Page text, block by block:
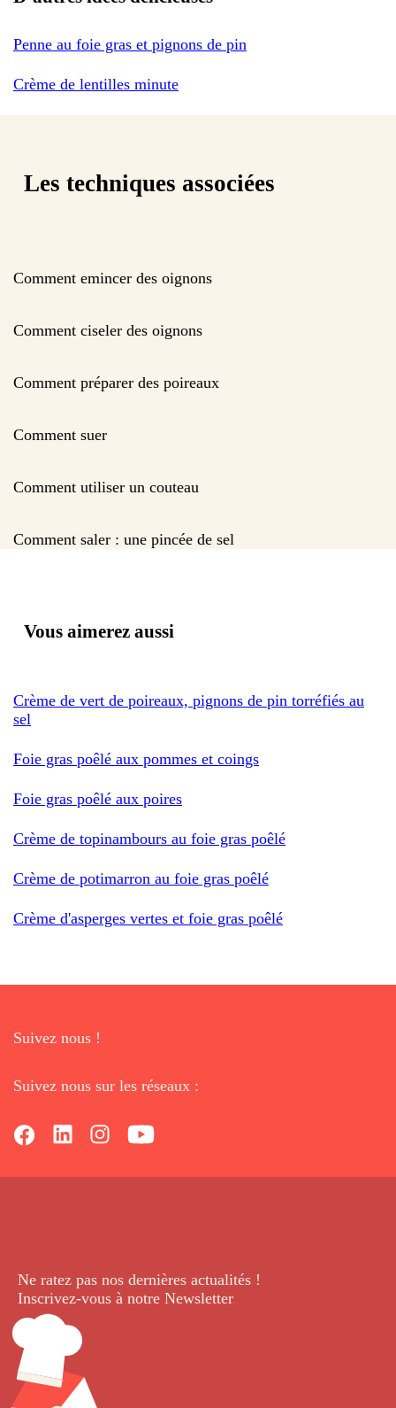
Penne au foie gras et pignons de pin
Crème de lentilles minute
Les techniques associées
Comment emincer des oignons
Comment ciseler des oignons
Comment préparer des poireaux
Comment suer
Comment utiliser un couteau
Comment saler : une pincée de sel
Vous aimerez aussi
Crème de vert de poireaux, pignons de pin torréfiés au
sel
Foie gras poêlé aux pommes et coings
Foie gras poêlé aux poires
Crème de topinambours au foie gras poêlé
Crème de potimarron au foie gras poêlé
Crème d'asperges vertes et foie gras poêlé
Suivez nous !
Suivez nous sur les réseaux :
Ne ratez pas nos dernières actualités !
Inscrivez-vous à notre Newsletter.